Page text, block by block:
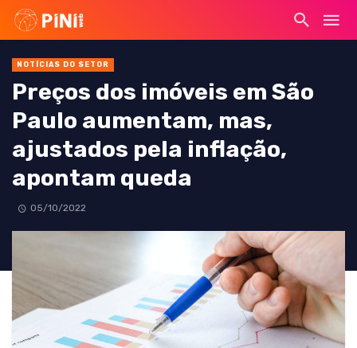
NOTÍCIAS DO SETOR
Preços dos imóveis em São
Paulo aumentam, mas,
ajustados pela inflação,
apontam queda
05/10/2022